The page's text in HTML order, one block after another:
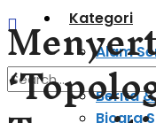
Kategori
Alam
Berita
Bicara